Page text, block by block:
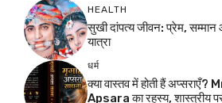
HEALTH
सुखी दांपत्य जीवन: प्रेम, सम्मान
यात्रा
धर्म
क्या वास्तव में होती हैं
Apsara का रहस्य, शास्त्रीय